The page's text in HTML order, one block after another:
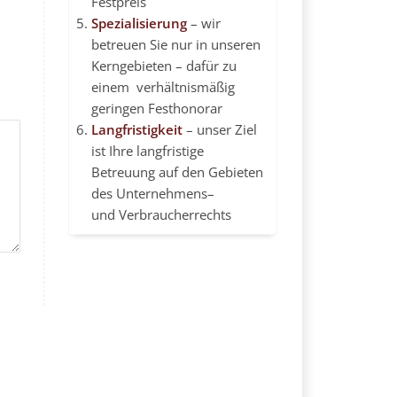
Spezialisierung– wir
betreuen Sie nur in unseren
Kerngebieten – dafür zu
einem verhältnismäßig
geringen Festhonorar
Langfristigkeit– unser Ziel
ist Ihre langfristige
Betreuung auf den Gebieten
des Unternehmens–
und Verbraucherrechts